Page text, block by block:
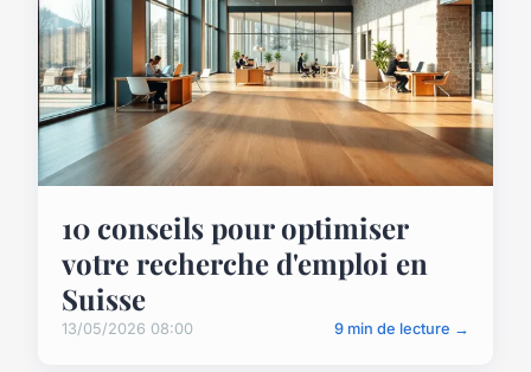
10 conseils pour optimiser
votre recherche d'emploi en
Suisse
13/05/2026 08:00 9 min de lecture →